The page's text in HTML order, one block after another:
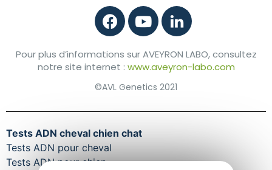
Pour plus d’informations sur AVEYRON LABO, consultez
notre site internet : www.aveyron-labo.com
©AVL Genetics 2021
Tests ADN cheval chien chat
Tests ADN pour cheval
Tests ADN pour chien